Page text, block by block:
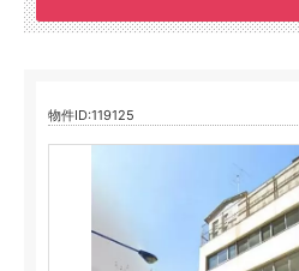
物件ID:119125